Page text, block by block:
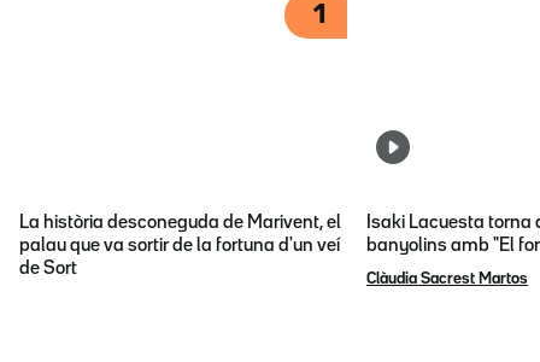
1
La història desconeguda de Marivent, el
palau que va sortir de la fortuna d'un veí
de Sort
Isaki Lacuesta torna
banyolins amb "El
Clàudia Sacrest Martos